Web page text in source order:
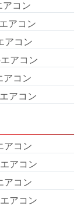
アコン
アコン
アコン
アコン
アコン
アコン
アコン
アコン
アコン
アコン